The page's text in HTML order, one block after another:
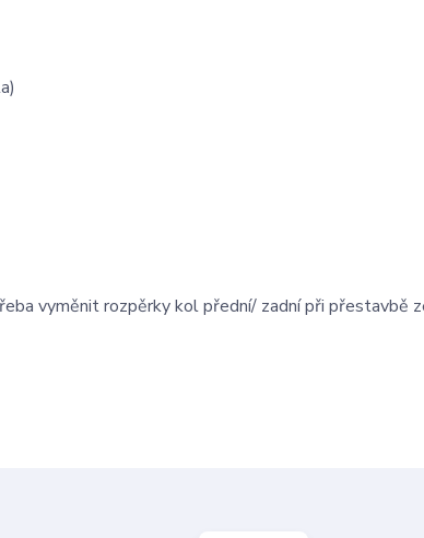
vyměnit rozpěrky kol přední/ zadní při přestavbě